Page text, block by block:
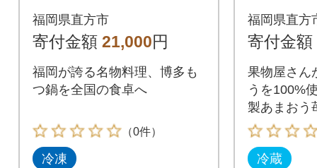
人前 九州しょうゆ味
(直方市)
福岡県直方市
寄付金額 21,000円
福岡が誇る名物料理、博多も
つ鍋を全国の食卓へ
（0件）
冷凍
おうフ
kg×2袋(
福岡県直方
寄付金額
果物屋さん
うを100%
製あまおう
ソース
冷蔵